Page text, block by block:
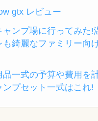
gtx レビュー
ャンプ場に行ってみた!
も綺麗なファミリー向
品一式の予算や費用を
ンプセット一式はこれ!